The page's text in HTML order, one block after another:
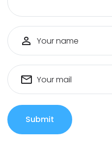
Your name
Your mail
Submit